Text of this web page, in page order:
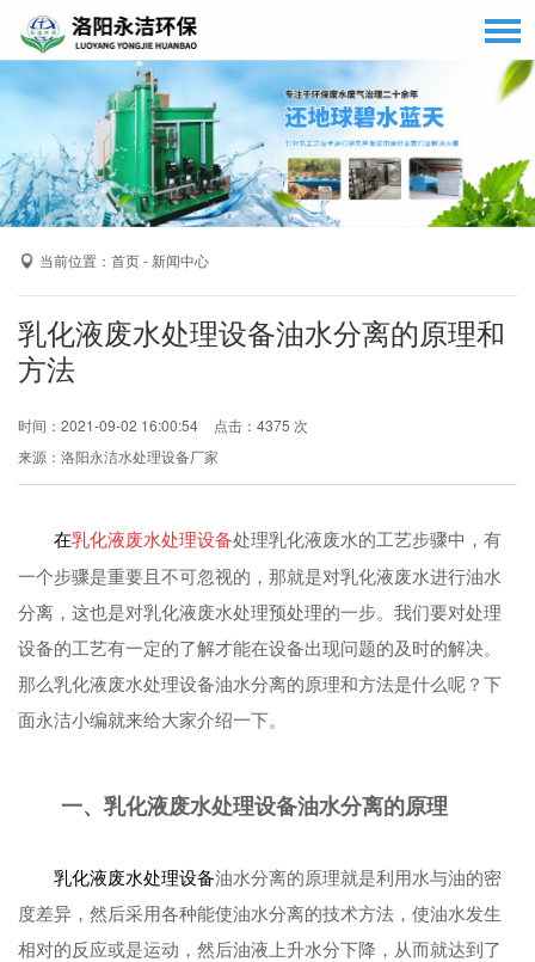
网站首页
关于我们
服务项目
新闻动态
案例展示
荣誉资质
当前位置： 首页 - 新闻中心
乳化液废水处理设备油水分离的原理和
方法
时间：2021-09-02 16:00:54
点击：4375 次
来源：洛阳永洁水处理设备厂家
在乳化液废水处理设备处理乳化液废水的工艺步骤中，有
一个步骤是重要且不可忽视的，那就是对乳化液废水进行油水
分离，这也是对乳化液废水处理预处理的一步。我们要对处理
设备的工艺有一定的了解才能在设备出现问题的及时的解决。
那么乳化液废水处理设备油水分离的原理和方法是什么呢？下
面永洁小编就来给大家介绍一下。
一、乳化液废水处理设备油水分离的原理
乳化液废水处理设备油水分离的原理就是利用水与油的密
度差异，然后采用各种能使油水分离的技术方法，使油水发生
相对的反应或是运动，然后油液上升水分下降，从而就达到了